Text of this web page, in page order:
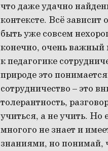
что даже удачно
контексте. Всё
быть уже совсем
конечно, очень важный
к педагогике
природе это
сотрудничество – это
толерантность,
учиться, а не учить.
многого не знает и
знаниями, но понимай,